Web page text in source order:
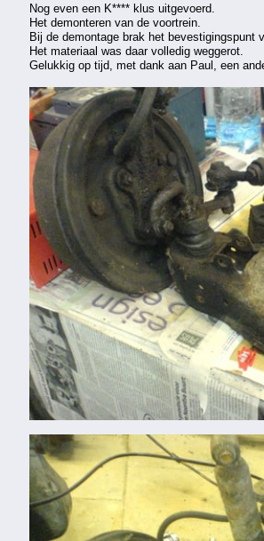
Nog even een K**** klus uitgevoerd.
Het demonteren van de voortrein.
Bij de demontage brak het bevestigingspunt
Het materiaal was daar volledig weggerot.
Gelukkig op tijd, met dank aan Paul, een